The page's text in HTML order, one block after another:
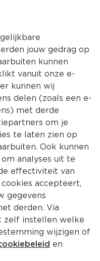
Kies jouw
Producten
Fairtrade
jouw gedrag op
kunnen
vanuit onze e-
kunnen wij
delen (zoals een e-
met derde
om je
te laten zien op
Ook kunnen
analyses uit te
effectiviteit van
accepteert,
gegevens
derden. Via
zelf instellen welke
wijzigen of
en